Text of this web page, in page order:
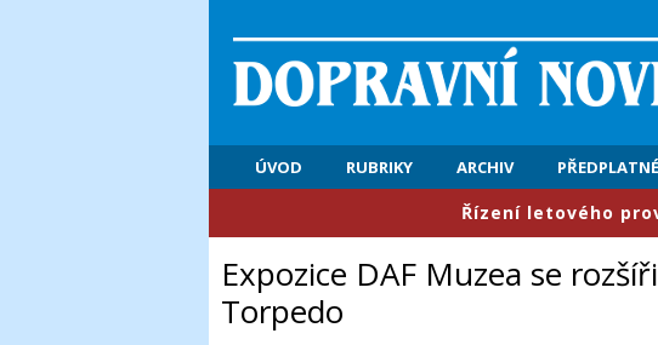
ÚVOD RUBRIKY ARCHIV PŘEDPLATNÉ
​Řízení letového provozu:
Expozice DAF Muzea se
Torpedo